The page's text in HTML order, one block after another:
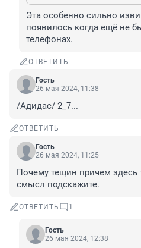
Эта особенно сильно
появилось когда ещё не
телефонах.
ОТВЕТИТЬ
Гость
26 мая 2024, 11:38
/Адидас/ 2_7...
ОТВЕТИТЬ
Гость
26 мая 2024, 11:25
Почему тещин причем здесь
смысл подскажите.
ОТВЕТИТЬ 1
Гость
26 мая 2024, 12:38